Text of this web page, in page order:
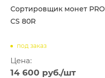
Сортировщик монет PRO
CS 80R
под заказ
Цена:
14 600 руб./шт